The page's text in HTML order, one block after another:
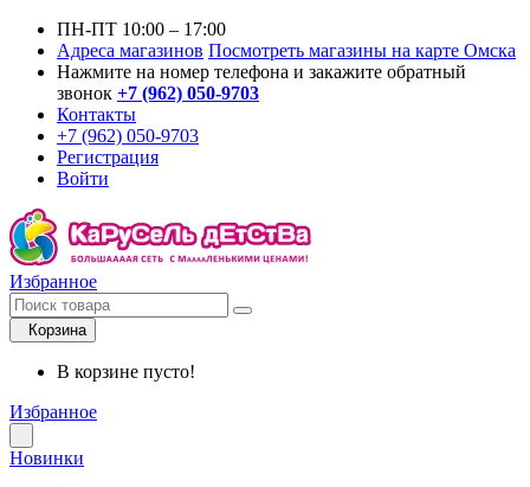
ПН-ПТ 10:00 – 17:00
Адреса магазинов Посмотреть магазины на карте Омска
Нажмите на номер телефона и закажите обратный
звонок +7 (962) 050-9703
Контакты
+7 (962) 050-9703
Регистрация
Войти
Избранное
Корзина
В корзине пусто!
Избранное
Новинки